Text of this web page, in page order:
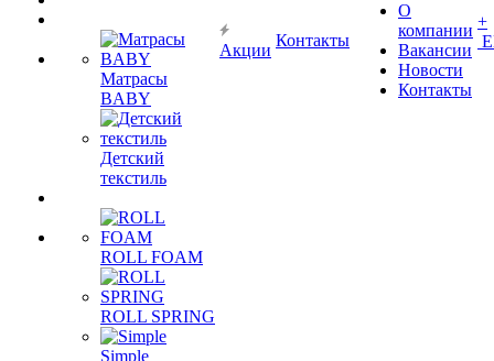
Матрасы
BABY
Детский
текстиль
ROLL FOAM
ROLL SPRING
Simple
Акции
Контакты
О
компании
Вакансии
Новости
Контакты
+